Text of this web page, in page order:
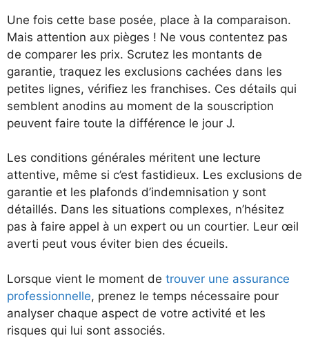
Une fois cette base posée, place à la comparaison.
Mais attention aux pièges ! Ne vous contentez pas
de comparer les prix. Scrutez les montants de
garantie, traquez les exclusions cachées dans les
petites lignes, vérifiez les franchises. Ces détails qui
semblent anodins au moment de la souscription
peuvent faire toute la différence le jour J.
Les conditions générales méritent une lecture
attentive, même si c’est fastidieux. Les exclusions de
garantie et les plafonds d’indemnisation y sont
détaillés. Dans les situations complexes, n’hésitez
pas à faire appel à un expert ou un courtier. Leur œil
averti peut vous éviter bien des écueils.
Lorsque vient le moment de trouver une assurance
professionnelle, prenez le temps nécessaire pour
analyser chaque aspect de votre activité et les
risques qui lui sont associés.